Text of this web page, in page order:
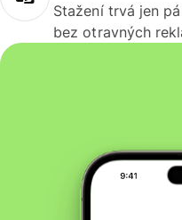
Stažení trvá jen
bez otravných